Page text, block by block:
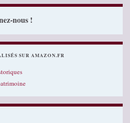
nous !
SUR AMAZON.FR